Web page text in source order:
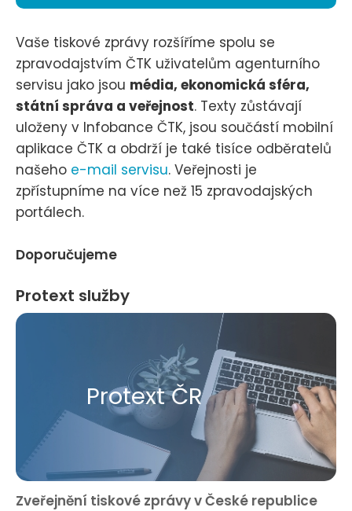
Vaše tiskové zprávy rozšíříme spolu se
zpravodajstvím ČTK uživatelům agenturního
servisu jako jsou média, ekonomická sféra,
státní správa a veřejnost. Texty zůstávají
uloženy v Infobance ČTK, jsou součástí mobilní
aplikace ČTK a obdrží je také tisíce odběratelů
našeho e-mail servisu. Veřejnosti je
zpřístupníme na více než 15 zpravodajských
portálech.
Doporučujeme
Protext služby
Protext ČR
Zveřejnění tiskové zprávy v České republice